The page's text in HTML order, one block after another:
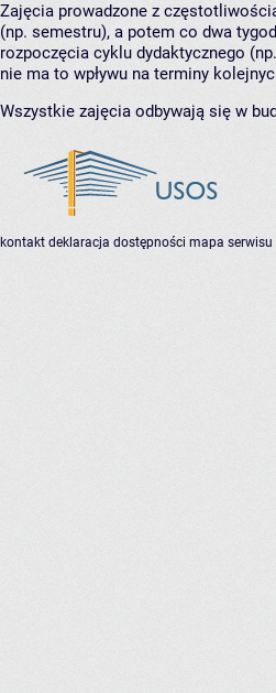
Zajęcia prowadzone z
(np. semestru), a potem co dwa
rozpoczęcia cyklu dydaktycznego
nie ma to wpływu na terminy
Wszystkie zajęcia odbywają się w
kontakt deklaracja dostępności mapa serwisu